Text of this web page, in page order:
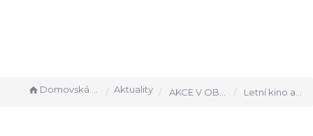
Domovská stránka Aktuality AKCE V OBCI Letní kino a Noc sokoloven v pátek 19. 6. 2026